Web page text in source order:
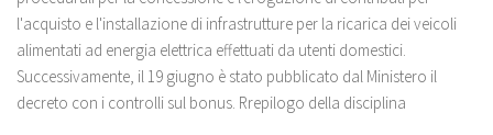
l'acquisto e l'installazione di infrastrutture per la ricarica dei veicoli
alimentati ad energia elettrica effettuati da utenti domestici.
Successivamente, il 19 giugno è stato pubblicato dal Ministero il
decreto con i controlli sul bonus. Rrepilogo della disciplina